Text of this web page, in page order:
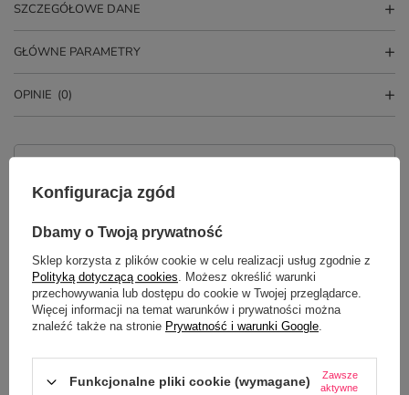
SZCZEGÓŁOWE DANE
GŁÓWNE PARAMETRY
OPINIE (0)
Zadaj pytanie a my odpowiemy
niezwłocznie, najciekawsze pytania i
NAJCZĘŚCIEJ KUPOWANE Z
TYM TOWAREM
Kubek szklany
nadrukiem
Konfiguracja zgód
Dbamy o Twoją prywatność
Sklep korzysta z plików cookie w celu realizacji usług zgodnie z
Polityką dotyczącą cookies. Możesz określić warunki
przechowywania lub dostępu do cookie w Twojej przeglądarce.
Więcej informacji na temat warunków i prywatności można
znaleźć także na stronie Prywatność i warunki Google.
Funkcjonalne pliki cookie (wymagane)
Zawsze
aktywne